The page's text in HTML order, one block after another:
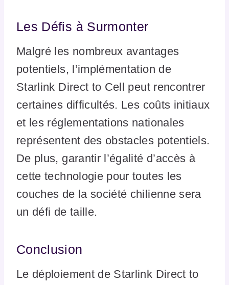
Les Défis à Surmonter
Malgré les nombreux avantages
potentiels, l’implémentation de
Starlink Direct to Cell peut rencontrer
certaines difficultés. Les coûts initiaux
et les réglementations nationales
représentent des obstacles potentiels.
De plus, garantir l’égalité d’accès à
cette technologie pour toutes les
couches de la société chilienne sera
un défi de taille.
Conclusion
Le déploiement de Starlink Direct to